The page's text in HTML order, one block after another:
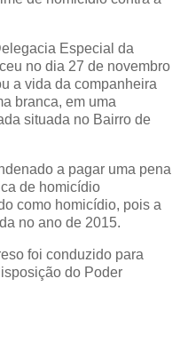
Especial da
no dia 27 de novembro
a vida da companheira
branca, em uma
situada no Bairro de
a pagar uma pena
de homicídio
como homicídio, pois a
no ano de 2015.
foi conduzido para
do Poder